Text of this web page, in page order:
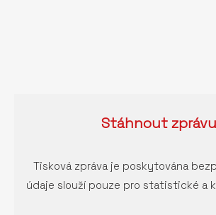
Stáhnoutzprávu
Tisková zpráva je poskytována
údaje slouží pouze pro statistické a